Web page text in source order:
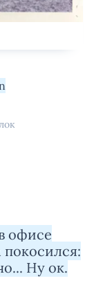
офисе
покосился:
Ну ок.